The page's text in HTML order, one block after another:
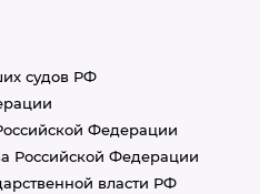
судов РФ
Федерации
Российской Федерации
власти РФ